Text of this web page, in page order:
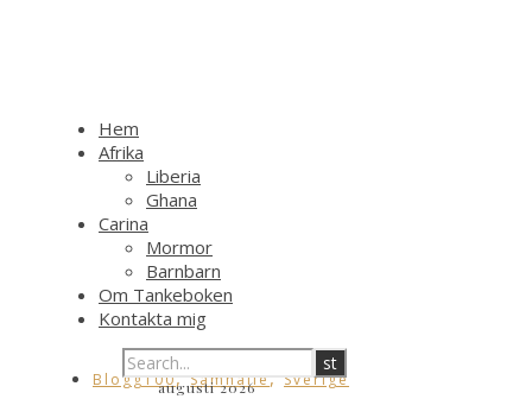
Hem
Afrika
Liberia
Ghana
Carina
Mormor
Barnbarn
Om Tankeboken
Kontakta mig
Blogg100, Samhälle , Sverige
augusti 2026